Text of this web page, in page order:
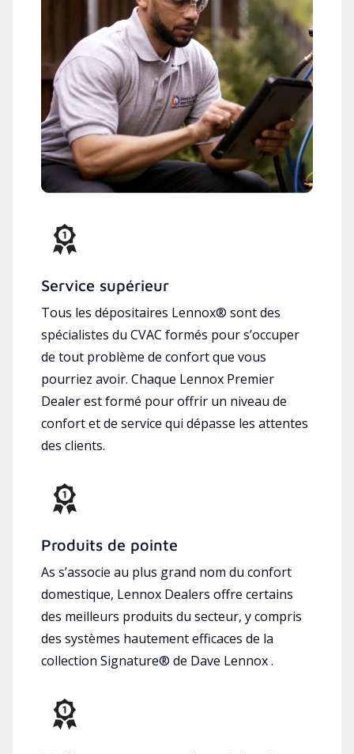
Service supérieur
Tous les dépositaires Lennox® sont des
spécialistes du CVAC formés pour s’occuper
de tout problème de confort que vous
pourriez avoir. Chaque Lennox Premier
Dealer est formé pour offrir un niveau de
confort et de service qui dépasse les attentes
des clients.
Produits de pointe
As s’associe au plus grand nom du confort
domestique, Lennox Dealers offre certains
des meilleurs produits du secteur, y compris
des systèmes hautement efficaces de la
collection Signature® de Dave Lennox .